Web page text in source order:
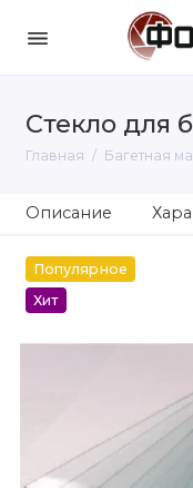
Стекло для
Главная Багетная
Описание
Популярное
Хит